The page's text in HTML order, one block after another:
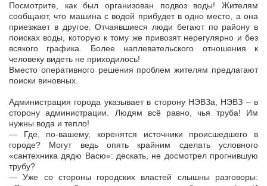
Посмотрите, как был организован подвоз воды! Жителям
сообщают, что машина с водой прибудет в одно место, а она
приезжает в другое. Отчаявшиеся люди бегают по району в
поисках воды, которую к тому же привозят нерегулярно и без
всякого графика. Более наплевательского отношения к
человеку видеть не приходилось!
Вместо оперативного решения проблем жителям предлагают
поиски виновных.
Администрация города указывает в сторону НЭВЗа, НЭВЗ – в
сторону администрации. Людям всё равно, чья труба! Им
нужны вода и тепло!
— Где, по-вашему, коренятся источники происшедшего в
городе? Могут ведь опять крайним сделать условного
«сантехника дядю Васю»: дескать, не досмотрел прогнившую
трубу?
— Уже со стороны городских властей слышны разговоры: